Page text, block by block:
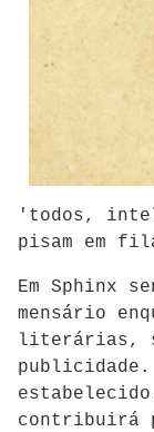
'todos,
pisam em
Em Sphinx
mensário
literárias,
contribuirá